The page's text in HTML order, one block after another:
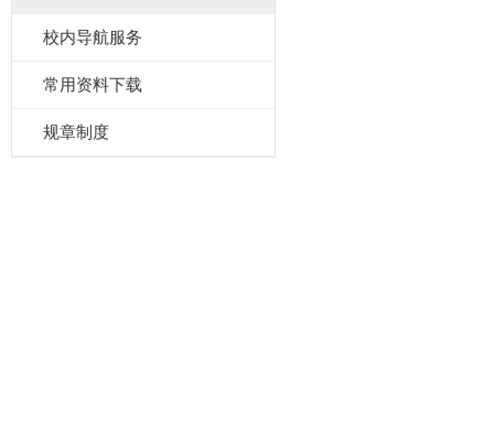
校内导航服务
常用资料下载
规章制度